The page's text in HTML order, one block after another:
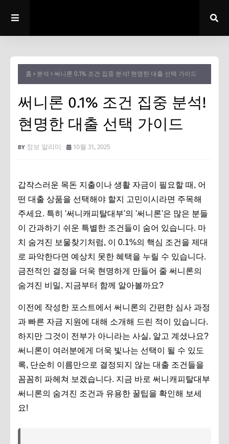
홈 분석 써니론 0.1% 조건 집중 분석! 현명한 대출 선택 가이드
써니론 0.1% 조건 집중 분석!
현명한 대출 선택 가이드
정보 알리미 10월 31, 2025
갑작스러운 목돈 지출이나 생활 자금이 필요할 때, 어
떤 대출 상품을 선택해야 할지 고민이시라면 주목해
주세요. 특히 '써니캐피탈대부'의 '써니론'은 많은 분들
이 간과하기 쉬운 특별한 조건들이 숨어 있습니다. 마
치 숨겨진 보물찾기처럼, 이 0.1%의 핵심 조건을 제대
로 파악한다면 예상치 못한 혜택을 누릴 수 있습니다.
금전적인 결정을 더욱 현명하게 만들어 줄 써니론의
숨겨진 비밀, 지금부터 함께 알아볼까요?
이전에 작성한 포스트에서 써니론의 간편한 심사 과정
과 빠른 자금 지원에 대해 소개해 드린 적이 있습니다.
하지만 그것이 전부가 아니라는 사실, 알고 계셨나요?
써니론이 여러분에게 더욱 빛나는 선택이 될 수 있도
록, 단순히 이름만으로 결정되지 않는 대출 조건들을
꼼꼼히 파헤쳐 보겠습니다. 지금 바로 써니캐피탈대부
써니론의 숨겨진 조건과 유용한 꿀팁을 확인해 보세
요!